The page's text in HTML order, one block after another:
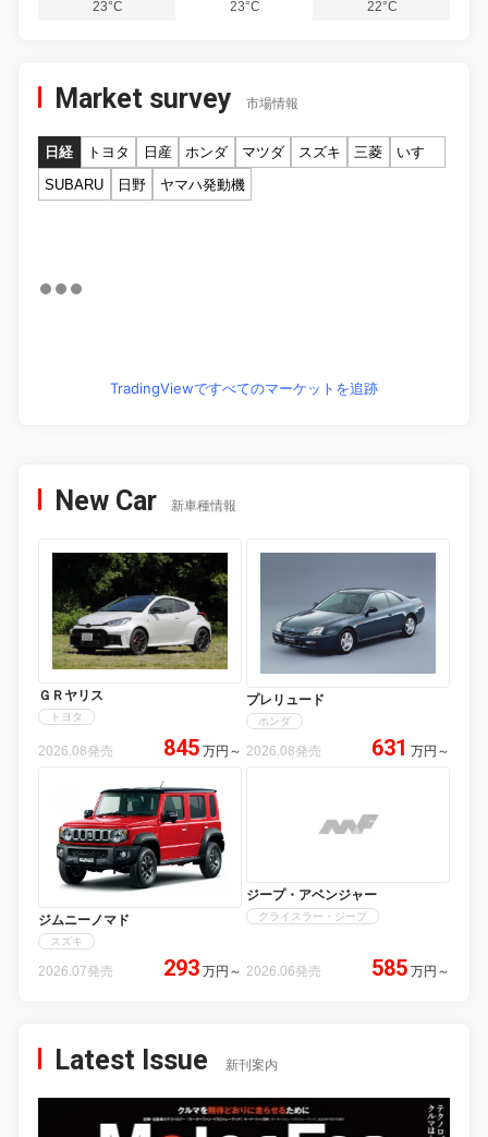
23°C
23°C
22°C
Market survey 市場情報
日経 トヨタ 日産 ホンダ マツダ スズキ 三菱
いすゞ
SUBARU
日野 ヤマハ発動機
TradingViewですべてのマーケットを追跡
New Car 新車種情報
ＧＲヤリス
トヨタ
2026.08発売 845 万円 ～
プレリュード
ホンダ
2026.08発売 631 万円 ～
ジムニーノマド
スズキ
2026.07発売 293 万円 ～
ジープ・アベンジャー
クライスラー・ジープ
2026.06発売 585 万円 ～
Latest Issue 新刊案内